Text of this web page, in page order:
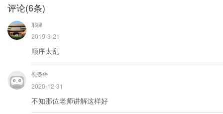
评论(6条)
耶律
2019-3-21
顺序太乱
倪受华
2020-12-31
不知那位老师讲解这样好